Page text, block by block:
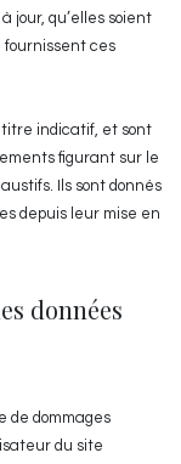
jour, qu’elles soient
fournissent ces
titre indicatif, et sont
figurant sur le
Ils sont donnés
depuis leur mise en
données
de dommages
du site